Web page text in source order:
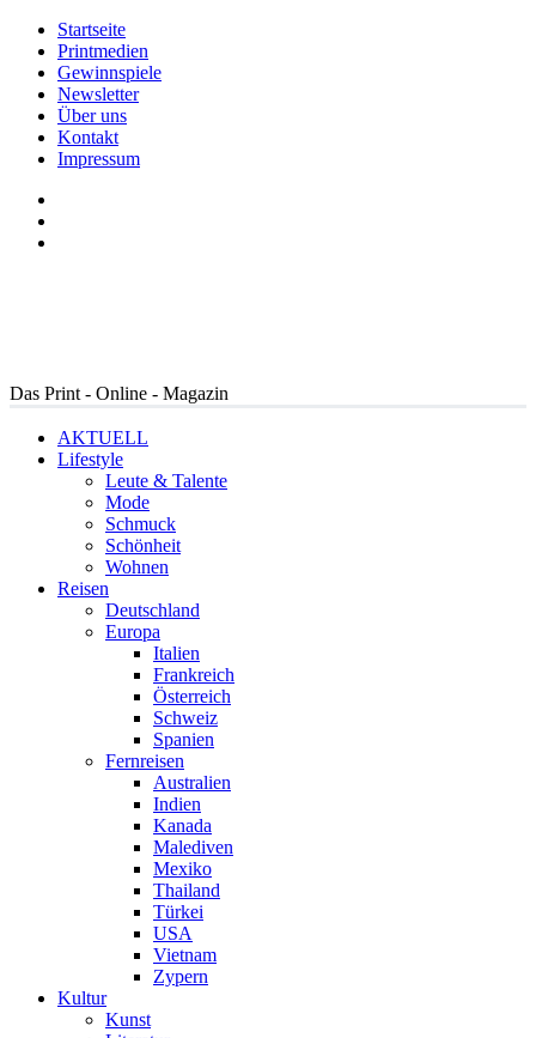
Startseite
Printmedien
Gewinnspiele
Newsletter
Über uns
Kontakt
Impressum
Das Print - Online - Magazin
AKTUELL
Lifestyle
Leute & Talente
Mode
Schmuck
Schönheit
Wohnen
Reisen
Deutschland
Europa
Italien
Frankreich
Österreich
Schweiz
Spanien
Fernreisen
Australien
Indien
Kanada
Malediven
Mexiko
Thailand
Türkei
USA
Vietnam
Zypern
Kultur
Kunst